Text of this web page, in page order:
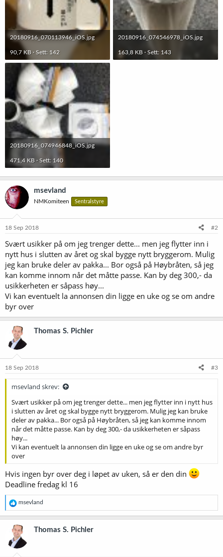
20180916_070113946_iOS.jpg
90,7 KB · Sett: 142
20180916_074546978_iOS.jpg
163,8 KB · Sett: 143
20180916_074946848_iOS.jpg
471,4 KB · Sett: 140
msevland
NMKomiteen Sentralstyre
18 Sep 2018 #2
Svært usikker på om jeg trenger dette... men jeg flytter inn i
nytt hus i slutten av året og skal bygge nytt bryggerom. Mulig
jeg kan bruke deler av pakka... Bor også på Høybråten, så jeg
kan komme innom når det måtte passe. Kan by deg 300,- da
usikkerheten er såpass høy...
Vi kan eventuelt la annonsen din ligge en uke og se om andre
byr over
Thomas S. Pichler
18 Sep 2018 #3
msevland skrev:
Svært usikker på om jeg trenger dette... men jeg flytter inn i nytt hus
i slutten av året og skal bygge nytt bryggerom. Mulig jeg kan bruke
deler av pakka... Bor også på Høybråten, så jeg kan komme innom
når det måtte passe. Kan by deg 300,- da usikkerheten er såpass
høy...
Vi kan eventuelt la annonsen din ligge en uke og se om andre byr
over
Hvis ingen byr over deg i løpet av uken, så er den din
Deadline fredag kl 16
R
e
a
k
s
j
o
msevland
Thomas S. Pichler